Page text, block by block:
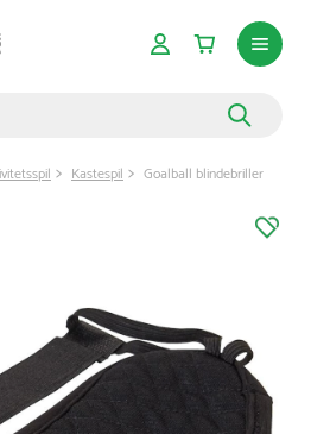
Kastespil Goalball blindebriller